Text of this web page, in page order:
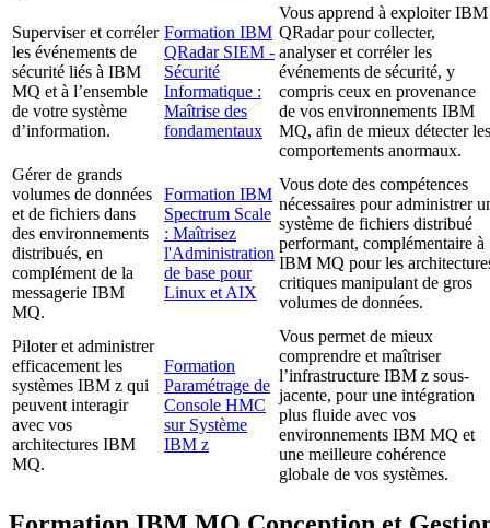
Superviser et corréler
les événements de
sécurité liés à IBM
MQ et à l’ensemble
de votre système
d’information.
Formation IBM
QRadar SIEM -
Sécurité
Informatique :
Maîtrise des
fondamentaux
Vous apprend à exploiter IBM
QRadar pour collecter,
analyser et corréler les
événements de sécurité, y
compris ceux en provenance
de vos environnements IBM
MQ, afin de mieux détecter les
comportements anormaux.
Gérer de grands
volumes de données
et de fichiers dans
des environnements
distribués, en
complément de la
messagerie IBM
MQ.
Formation IBM
Spectrum Scale
: Maîtrisez
l'Administration
de base pour
Linux et AIX
Vous dote des compétences
nécessaires pour administrer
système de fichiers distribué
performant, complémentaire à
IBM MQ pour les
critiques manipulant de gros
volumes de données.
Piloter et administrer
efficacement les
systèmes IBM z qui
peuvent interagir
avec vos
architectures IBM
MQ.
Formation
Paramétrage de
Console HMC
sur Système
IBM z
Vous permet de mieux
comprendre et maîtriser
l’infrastructure IBM z sous-
jacente, pour une intégration
plus fluide avec vos
environnements IBM MQ et
une meilleure cohérence
globale de vos systèmes.